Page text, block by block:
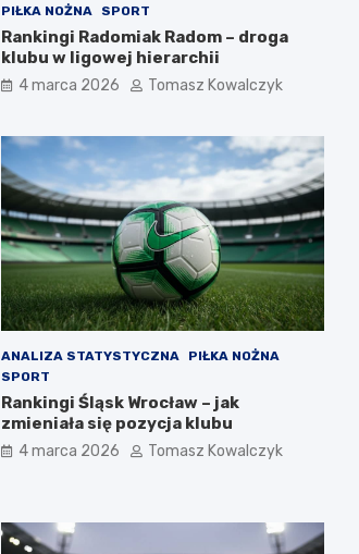
PIŁKA NOŻNA
SPORT
Rankingi Radomiak Radom – droga
klubu w ligowej hierarchii
4 marca 2026 Tomasz Kowalczyk
ANALIZA STATYSTYCZNA
PIŁKA NOŻNA
SPORT
Rankingi Śląsk Wrocław – jak
zmieniała się pozycja klubu
4 marca 2026 Tomasz Kowalczyk